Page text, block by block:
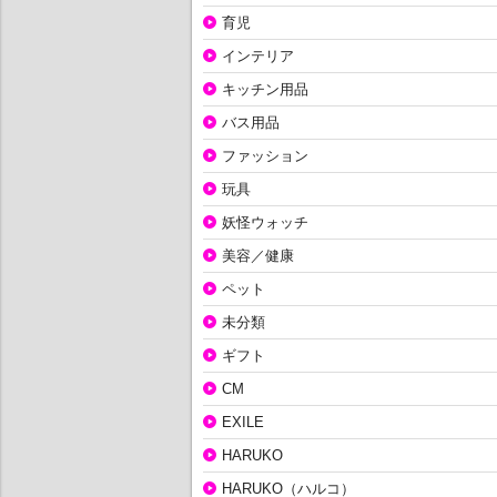
育児
インテリア
キッチン用品
バス用品
ファッション
玩具
妖怪ウォッチ
美容／健康
ペット
未分類
ギフト
CM
EXILE
HARUKO
HARUKO（ハルコ）